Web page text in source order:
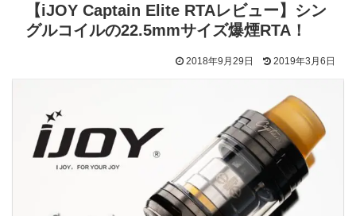
【iJOY Captain Elite RTAレビュー】シン
グルコイルの22.5mmサイズ爆煙RTA！
2018年9月29日 2019年3月6日